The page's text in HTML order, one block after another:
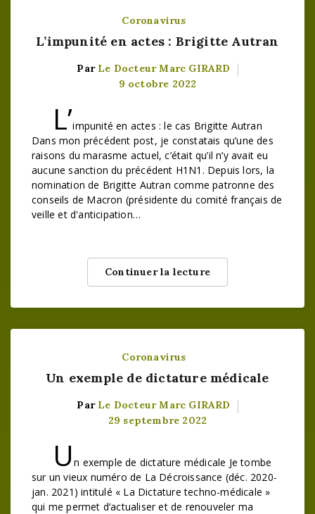
Coronavirus
L’impunité en actes : Brigitte Autran
Par Le Docteur Marc GIRARD
9 octobre 2022
L’impunité en actes : le cas Brigitte Autran
Dans mon précédent post, je constatais qu’une des
raisons du marasme actuel, c’était qu’il n’y avait eu
aucune sanction du précédent H1N1. Depuis lors, la
nomination de Brigitte Autran comme patronne des
conseils de Macron (présidente du comité français de
veille et d'anticipation…
Continuer la lecture
Coronavirus
Un exemple de dictature médicale
Par Le Docteur Marc GIRARD
29 septembre 2022
Un exemple de dictature médicale Je tombe
sur un vieux numéro de La Décroissance (déc. 2020-
jan. 2021) intitulé « La Dictature techno-médicale »
qui me permet d’actualiser et de renouveler ma